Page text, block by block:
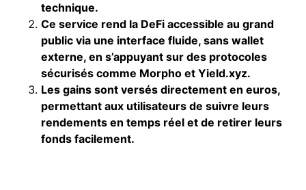
technique.
Ce service rend la DeFi accessible au grand
public via une interface fluide, sans wallet
externe, en s’appuyant sur des protocoles
sécurisés comme Morpho et Yield.xyz.
Les gains sont versés directement en euros,
permettant aux utilisateurs de suivre leurs
rendements en temps réel et de retirer leurs
fonds facilement.